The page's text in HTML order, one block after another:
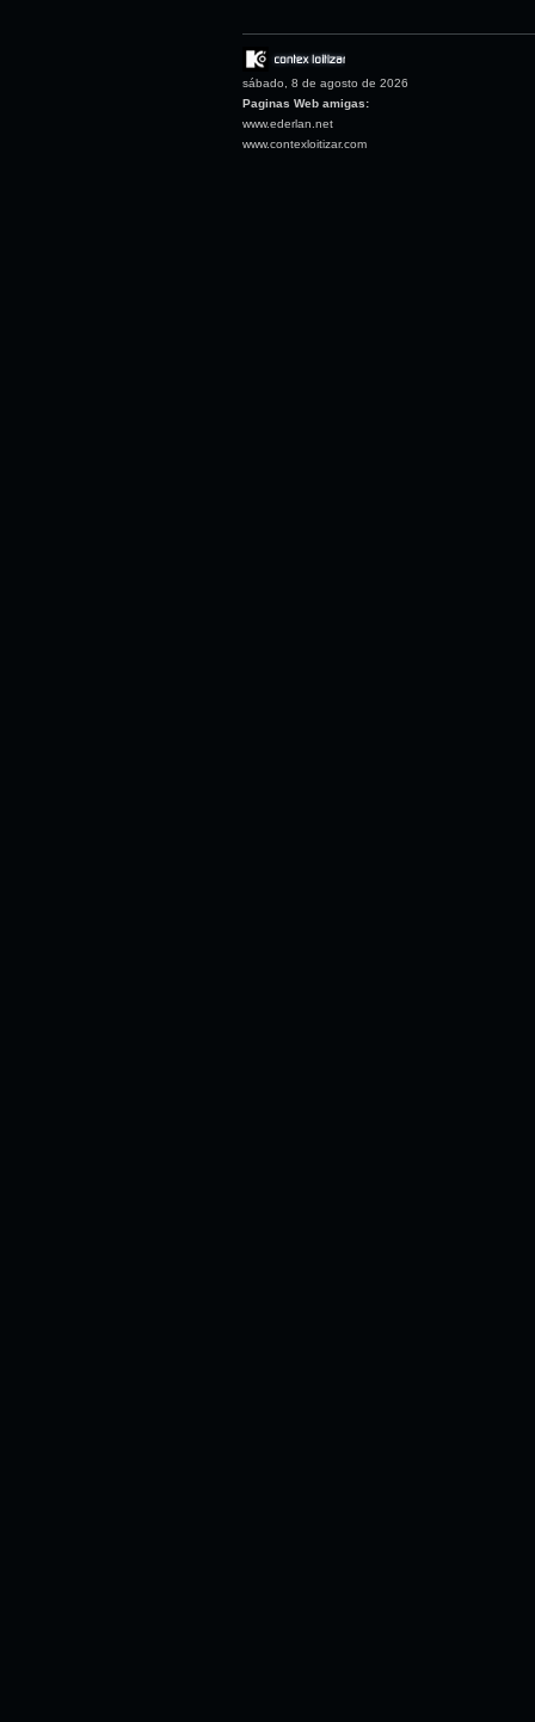
sábado, 8 de agosto de 2026
Paginas Web amigas:
www.ederlan.net
www.contexloitizar.com